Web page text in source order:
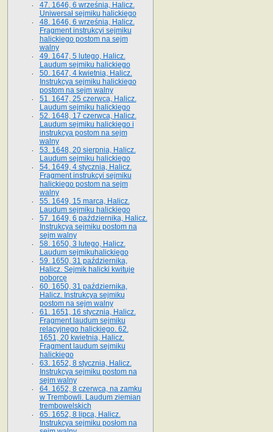
47. 1646, 6 września, Halicz.
Uniwersał sejmiku halickiego
48. 1646, 6 września, Halicz.
Fragment instrukcyi sejmiku
halickiego postom na sejm
walny
49. 1647, 5 lutego, Halicz.
Laudum sejmiku halickiego
50. 1647, 4 kwietnia, Halicz.
Instrukcya sejmiku halickiego
postom na sejm walny
51. 1647, 25 czerwca, Halicz.
Laudum sejmiku halickiego
52. 1648, 17 czerwca, Halicz.
Laudum sejmiku halickiego i
instrukcya postom na sejm
walny
53. 1648, 20 sierpnia, Halicz.
Laudum sejmiku halickiego
54. 1649, 4 stycznia, Halicz.
Fragment instrukcyi sejmiku
halickiego postom na sejm
walny
55. 1649, 15 marca, Halicz.
Laudum sejmiku halickiego
57. 1649, 6 października, Halicz.
Instrukcya sejmiku postom na
sejm walny
58. 1650, 3 lutego, Halicz.
Laudum sejmikuhalickiego
59. 1650, 31 października,
Halicz. Sejmik halicki kwituje
poborcę
60. 1650, 31 października,
Halicz. Instrukcya sejmiku
postom na sejm walny
61. 1651, 16 stycznia, Halicz.
Fragment laudum sejmiku
relacyjnego halickiego. 62.
1651, 20 kwietnia, Halicz.
Fragment laudum sejmiku
halickiego
63. 1652, 8 stycznia, Halicz.
Instrukcya sejmiku postom na
sejm walny
64. 1652, 8 czerwca, na zamku
w Trembowli. Laudum ziemian
trembowelskich
65. 1652, 8 lipca, Halicz.
Instrukcya sejmiku posłom na